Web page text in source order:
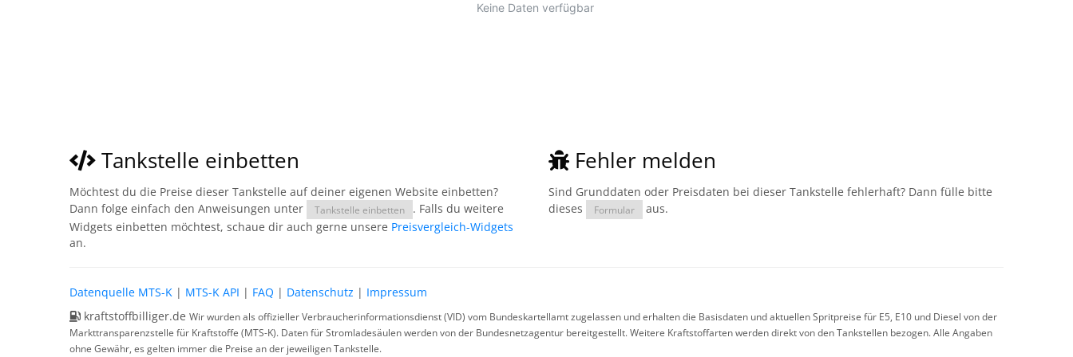
Tankstelle einbetten
Möchtest du die Preise dieser Tankstelle auf deiner eigenen Website einbetten?
Dann folge einfach den Anweisungen unter
Tankstelle einbetten
. Falls du weitere
Widgets einbetten möchtest, schaue dir auch gerne unsere Preisvergleich-Widgets
an.
Fehler melden
Sind Grunddaten oder Preisdaten bei dieser Tankstelle fehlerhaft? Dann fülle bitte
dieses
Formular aus.
Datenquelle MTS-K | MTS-K API | FAQ | Datenschutz | Impressum
kraftstoffbilliger.de Wir wurden als offizieller Verbraucherinformationsdienst (VID) vom Bundeskartellamt zugelassen und erhalten die Basisdaten und aktuellen Spritpreise für E5, E10 und Diesel von der
Markttransparenzstelle für Kraftstoffe (MTS-K). Daten für Stromladesäulen werden von der Bundesnetzagentur bereitgestellt. Weitere Kraftstoffarten werden direkt von den Tankstellen bezogen. Alle Angaben
ohne Gewähr, es gelten immer die Preise an der jeweiligen Tankstelle.